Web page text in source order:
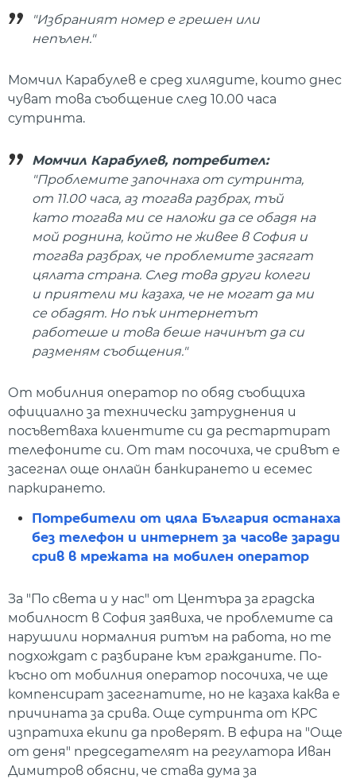
"Избраният номер е грешен или
непълен."
Момчил Карабулев е сред хилядите, които днес
чуват това съобщение след 10.00 часа
сутринта.
Момчил Карабулев, потребител:
"Проблемите започнаха от сутринта,
от 11.00 часа, аз тогава разбрах, тъй
като тогава ми се наложи да се обадя на
мой роднина, който не живее в София и
тогава разбрах, че проблемите засягат
цялата страна. След това други колеги
и приятели ми казаха, че не могат да ми
се обадят. Но пък интернетът
работеше и това беше начинът да си
разменям съобщения."
От мобилния оператор по обяд съобщиха
официално за технически затруднения и
посъветваха клиентите си да рестартират
телефоните си. От там посочиха, че сривът е
засегнал още онлайн банкирането и есемес
паркирането.
Потребители от цяла България останаха
без телефон и интернет за часове заради
срив в мрежата на мобилен оператор
За "По света и у нас" от Центъра за градска
мобилност в София заявиха, че проблемите са
нарушили нормалния ритъм на работа, но те
подхождат с разбиране към гражданите. По-
късно от мобилния оператор посочиха, че ще
компенсират засегнатите, но не казаха каква е
причината за срива. Още сутринта от КРС
изпратиха екипи да проверят. В ефира на "Още
от деня" председателят на регулатора Иван
Димитров обясни, че става дума за